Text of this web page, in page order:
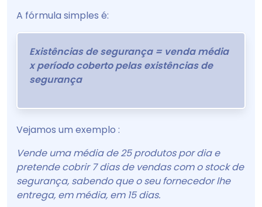
A fórmula simples é:
Existências de segurança = venda média
x período coberto pelas existências de
segurança
Vejamos um exemplo :
Vende uma média de 25 produtos por dia e
pretende cobrir 7 dias de vendas com o stock de
segurança, sabendo que o seu fornecedor lhe
entrega, em média, em 15 dias.